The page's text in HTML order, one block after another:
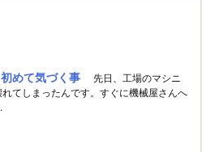
めて気づく事
先日、工場のマシニ
てしまったんです。すぐに機械屋さんへ